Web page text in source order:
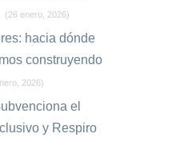
(26 enero, 2026)
hacia dónde
construyendo
2026)
el
y Respiro